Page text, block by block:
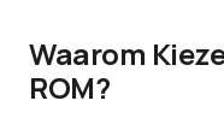
Waarom
ROM?